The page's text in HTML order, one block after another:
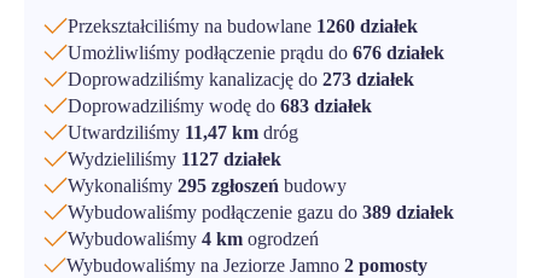
Przekształciliśmy na budowlane 1260 działek
Umożliwliśmy podłączenie prądu do 676 działek
Doprowadziliśmy kanalizację do 273 działek
Doprowadziliśmy wodę do 683 działek
Utwardziliśmy 11,47 km dróg
Wydzieliliśmy 1127 działek
Wykonaliśmy 295 zgłoszeń budowy
Wybudowaliśmy podłączenie gazu do 389 działek
Wybudowaliśmy 4 km ogrodzeń
Wybudowaliśmy na Jeziorze Jamno 2 pomosty